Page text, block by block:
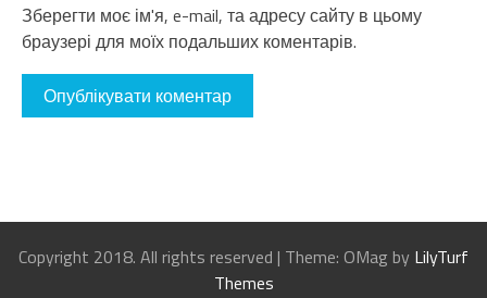
Зберегти моє ім'я, e-mail, та адресу сайту в цьому
браузері для моїх подальших коментарів.
Copyright 2018. All rights reserved | Theme: OMag by LilyTurf
Themes